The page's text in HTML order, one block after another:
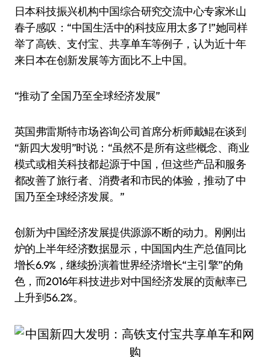
日本科技振兴机构中国综合研究交流中心专家米山
春子感叹：“中国生活中的科技应用太多了!”她同样
举了高铁、支付宝、共享单车等例子，认为近十年
来日本在创新发展等方面比不上中国。
“推动了全国乃至全球经济发展”
英国弗雷斯特市场咨询公司首席分析师戴鲲在谈到
“新四大发明”时说：“虽然不是所有这些概念、商业
模式或相关科技都起源于中国，但这些产品和服务
都改善了旅行者、消费者和市民的体验，推动了中
国乃至全球经济发展。”
创新为中国经济发展提供源源不断的动力。刚刚出
炉的上半年经济数据显示，中国国内生产总值同比
增长6.9%，继续扮演着世界经济增长“主引擎”的角
色，而2016年科技进步对中国经济发展的贡献率已
上升到56.2%。